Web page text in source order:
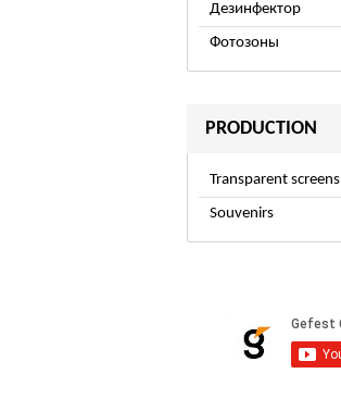
Дезинфектор
Фотозоны
PRODUCTION
Transparent screens
Souvenirs